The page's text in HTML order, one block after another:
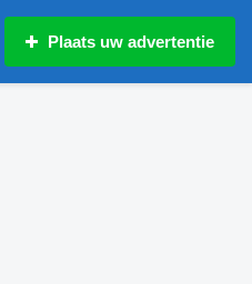
Plaats uw advertentie